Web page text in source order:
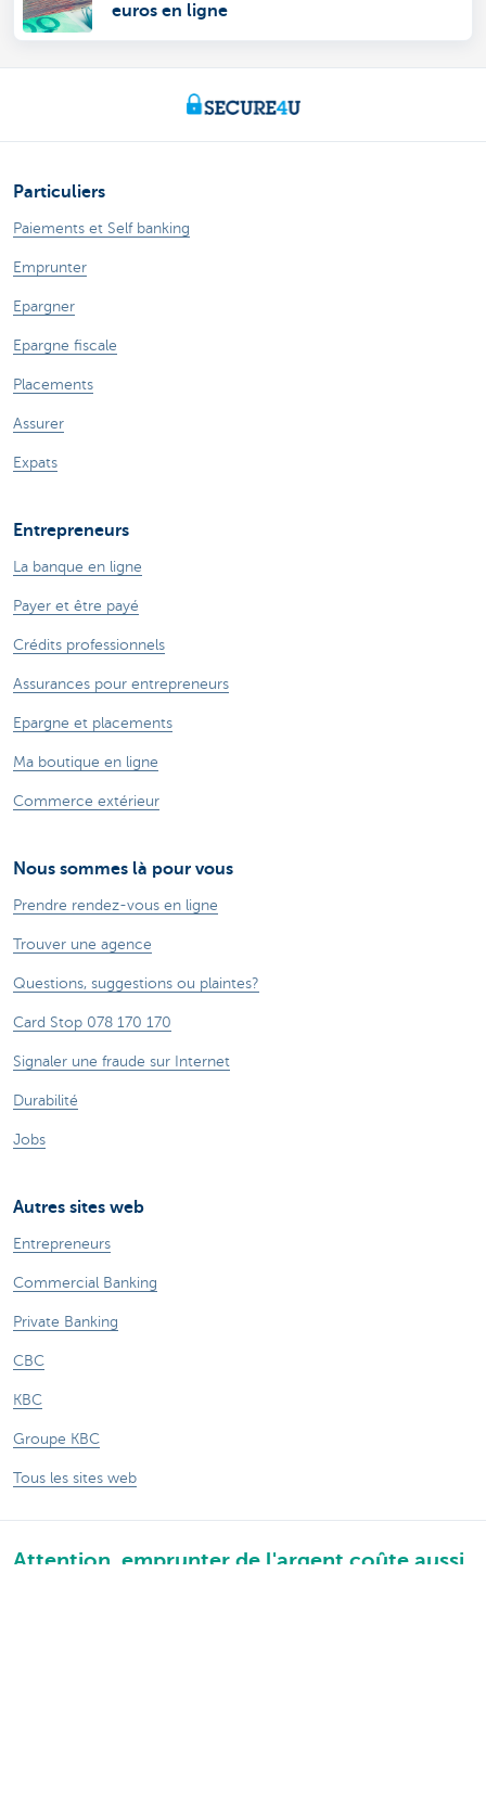
euros en ligne
Particuliers
Paiements et Self banking
Emprunter
Epargner
Epargne fiscale
Placements
Assurer
Expats
Entrepreneurs
La banque en ligne
Payer et être payé
Crédits professionnels
Assurances pour entrepreneurs
Epargne et placements
Ma boutique en ligne
Commerce extérieur
Nous sommes là pour vous
Prendre rendez-vous en ligne
Trouver une agence
Questions, suggestions ou plaintes?
Card Stop 078 170 170
Signaler une fraude sur Internet
Durabilité
Jobs
Autres sites web
Entrepreneurs
Commercial Banking
Private Banking
CBC
KBC
Groupe KBC
Tous les sites web
Attention, emprunter de l'argent coûte aussi